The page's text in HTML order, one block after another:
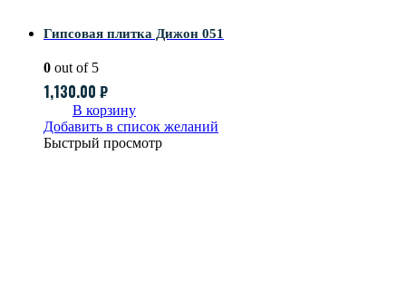
Гипсовая плитка Дижон 051
0 out of 5
1,130.00 ₽
В корзину
Добавить в список желаний
Быстрый просмотр